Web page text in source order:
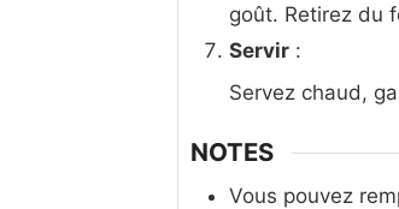
goût. Retirez du
Servir :
Servez chaud,
NOTES
Vous pouvez